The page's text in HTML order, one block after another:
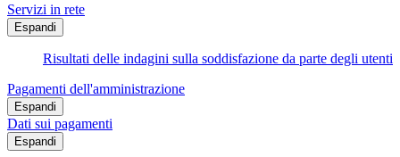
Servizi in rete
Espandi
Risultati delle indagini sulla soddisfazione da parte degli utenti
Pagamenti dell'amministrazione
Espandi
Dati sui pagamenti
Espandi